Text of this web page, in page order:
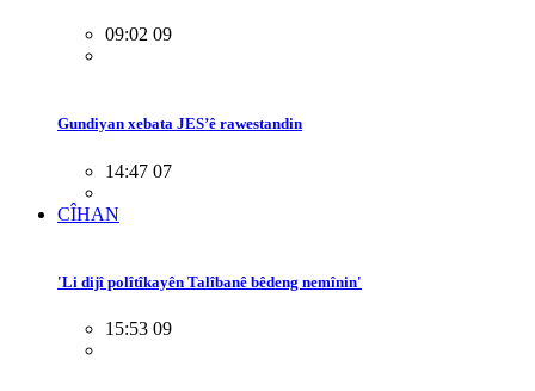
09:02 09
Gundiyan xebata JES’ê rawestandin
14:47 07
CÎHAN
'Li dijî polîtîkayên Talîbanê bêdeng nemînin'
15:53 09